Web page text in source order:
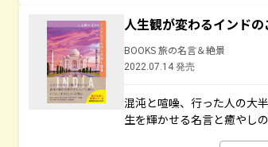
人生観が変わるインド
BOOKS 旅の名言＆絶景
2022.07.14 発売
混沌と喧噪、行った人の大
生を輝かせる名言と癒やし